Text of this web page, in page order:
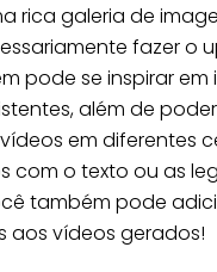
rica galeria de
fazer o
pode se inspirar em
além de
em diferentes
com o texto ou as
também pode
aos vídeos gerados!